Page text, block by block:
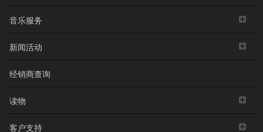
音乐服务
新闻活动
经销商查询
读物
客户支持